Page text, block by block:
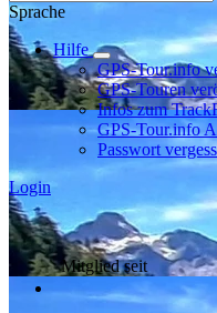
Sprache
Hilfe
GPS-Tour.info
GPS-Touren
Infos zum
GPS-Tour.info
Passwort
Login
Mitglied seit